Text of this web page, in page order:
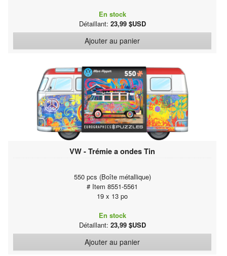
En stock
Détaillant: 23,99 $USD
Ajouter au panier
VW - Trémie a ondes Tin
550 pcs (Boîte métallique)
# Item 8551-5561
19 x 13 po
En stock
Détaillant: 23,99 $USD
Ajouter au panier